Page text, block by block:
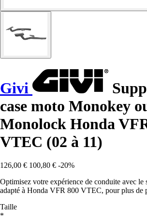
Givi
case moto Monokey
Monolock Honda
VTEC (02 à 11)
126,00 € 100,80 € -20%
Optimisez votre expérience de conduite avec le
adapté à Honda VFR 800 VTEC, pour plus de
Taille
*